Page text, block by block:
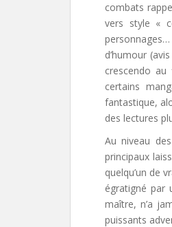
combats
vers style «
personnages…
d’humour
crescendo au
certains
fantastique,
des lectures
Au niveau
principaux
quelqu’un de
égratigné par
maître, n’a
puissants